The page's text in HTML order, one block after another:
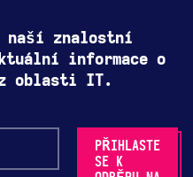
naší znalostní
informace o
z oblasti IT.